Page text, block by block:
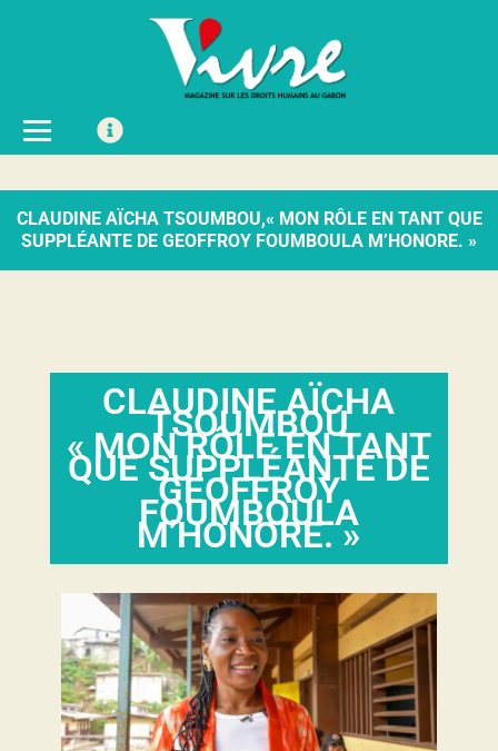
CLAUDINE AÏCHA TSOUMBOU,« MON RÔLE EN TANT QUE
SUPPLÉANTE DE GEOFFROY FOUMBOULA M’HONORE. »
CLAUDINE AÏCHA
TSOUMBOU
« MON RÔLE EN TANT
QUE SUPPLÉANTE DE
GEOFFROY
FOUMBOULA
M’HONORE. »